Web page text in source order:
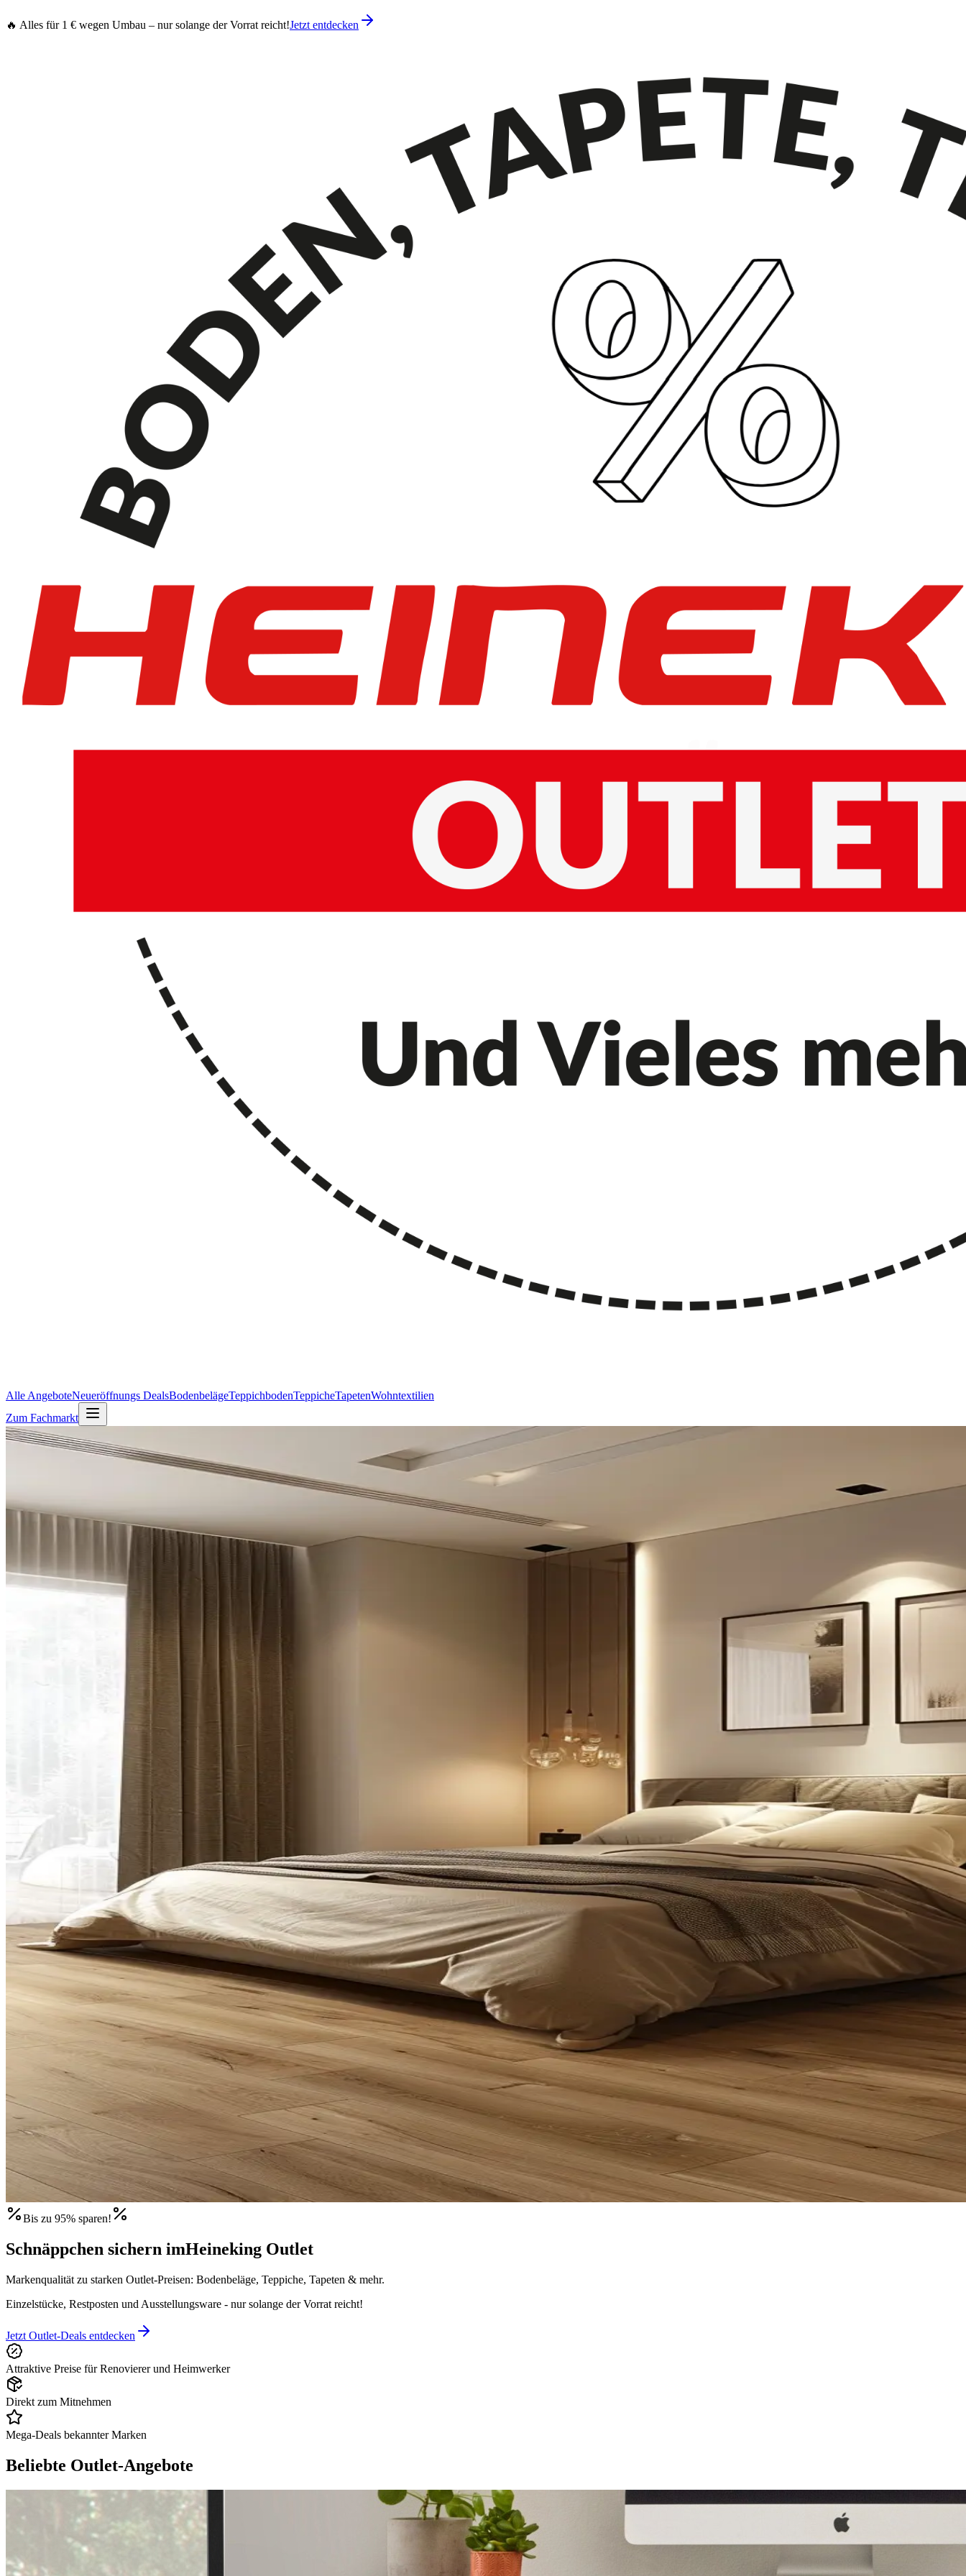
🔥 Alles für 1 € wegen Umbau – nur solange der Vorrat reicht!Jetzt entdecken
Alle AngeboteNeueröffnungs DealsBodenbelägeTeppichbodenTeppicheTapetenWohntextilien
Zum Fachmarkt
Bis zu 95% sparen!
Schnäppchen sichern imHeineking Outlet
Markenqualität zu starken Outlet-Preisen: Bodenbeläge, Teppiche, Tapeten & mehr.
Einzelstücke, Restposten und Ausstellungsware - nur solange der Vorrat reicht!
Jetzt Outlet-Deals entdecken
Attraktive Preise für Renovierer und Heimwerker
Direkt zum Mitnehmen
Mega-Deals bekannter Marken
Beliebte Outlet-Angebote